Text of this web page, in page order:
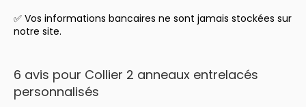
✅ Vos informations bancaires ne sont jamais stockées sur
notre site.
6 avis pour Collier 2 anneaux entrelacés
personnalisés